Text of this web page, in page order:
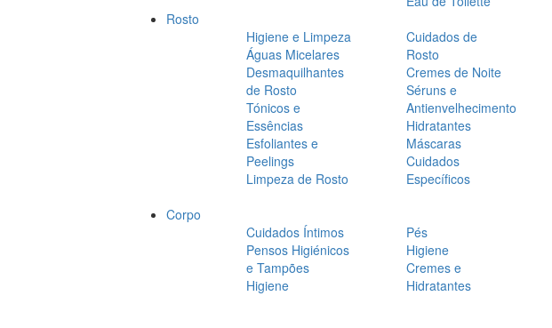
Rosto
Higiene e Limpeza
Águas Micelares
Desmaquilhantes
de Rosto
Tónicos e
Essências
Esfoliantes e
Peelings
Limpeza de Rosto
Cuidados de
Rosto
Cremes de Noite
Séruns e
Antienvelhecimento
Hidratantes
Máscaras
Cuidados
Específicos
Corpo
Cuidados Íntimos
Pensos Higiénicos
e Tampões
Higiene
Pés
Higiene
Cremes e
Hidratantes